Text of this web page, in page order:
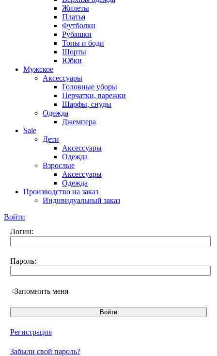
Жилеты
Платья
Футболки
Рубашки
Топы и боди
Шорты
Юбки
Мужское
Аксессуары
Головные уборы
Перчатки, варежки
Шарфы, снуды
Одежда
Джемпера
Sale
Дети
Аксессуары
Одежда
Взрослые
Аксессуары
Одежда
Производство на заказ
Индивидуальный заказ
Войти
Логин:
Пароль:
Запомнить меня
Регистрация
Забыли свой пароль?